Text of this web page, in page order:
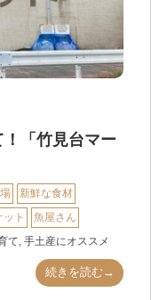
「竹見台マー
新鮮な食材
ト
魚屋さん
て 手土産にオススメ
続きを読む→